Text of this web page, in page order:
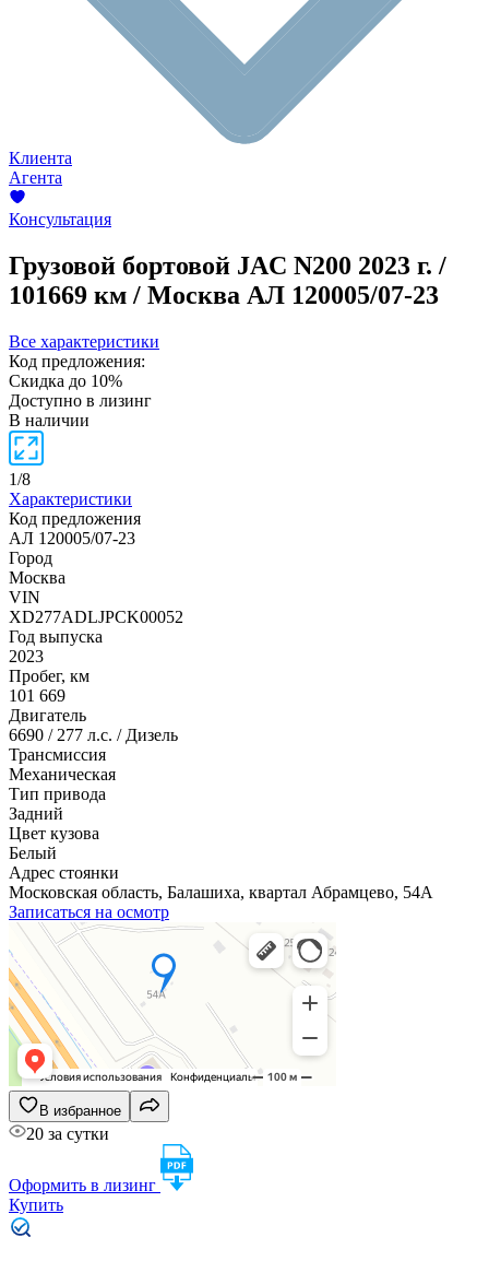
Клиента
Агента
Консультация
Грузовой бортовой JAC N200 2023 г. /
101669 км / Москва АЛ 120005/07-23
Все характеристики
Код предложения:
Скидка до 10%
Доступно в лизинг
В наличии
1/8
Характеристики
Код предложения
АЛ 120005/07-23
Город
Москва
VIN
XD277ADLJPCK00052
Год выпуска
2023
Пробег, км
101 669
Двигатель
6690 / 277 л.с. / Дизель
Трансмиссия
Механическая
Тип привода
Задний
Цвет кузова
Белый
Адрес стоянки
Московская область, Балашиха, квартал Абрамцево, 54А
Записаться на осмотр
В избранное
20 за сутки
Оформить в лизинг
Купить